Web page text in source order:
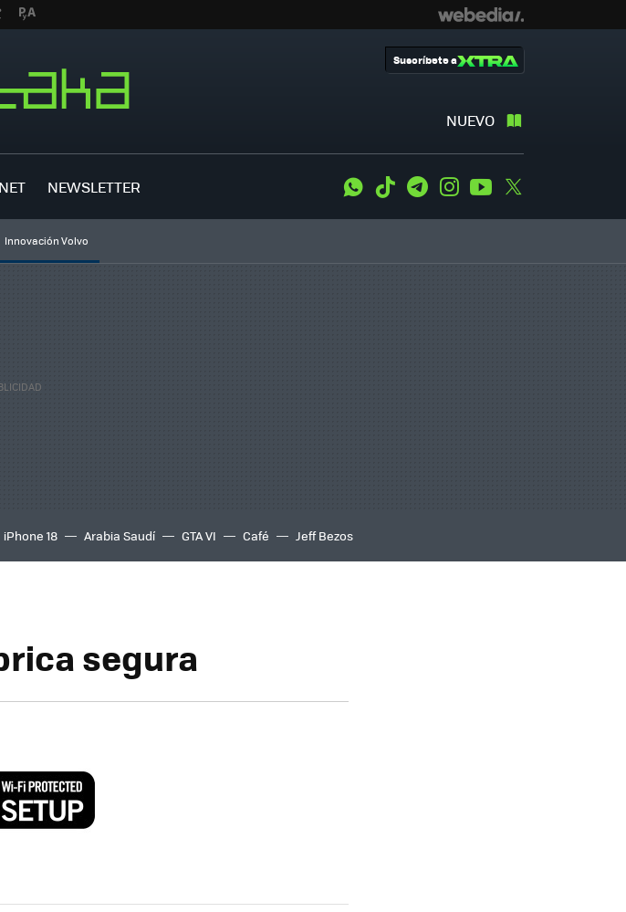
NUEVO
Suscríbete a
NEWSLETTER WhatsApp
Tiktok TelegramInstagramYoutube
Innovación Volvo
iPhone 18 Arabia Saudí GTA VI Café Jeff Bezos
segura